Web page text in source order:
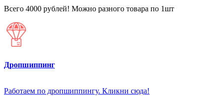
Всего 4000 рублей! Можно разного товара по 1шт
Дропшиппинг
Работаем по дропшиппингу. Кликни сюда!